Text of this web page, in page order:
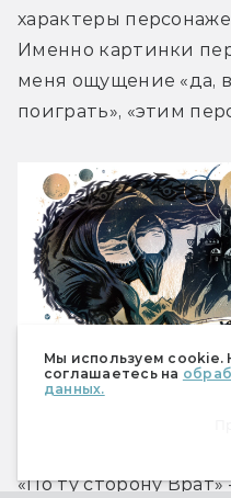
Мы используем cookie.
соглашаетесь на
данных.
характеры
Именно картинки
меня ощущение «да,
поиграть», «этим
«По ту сторону